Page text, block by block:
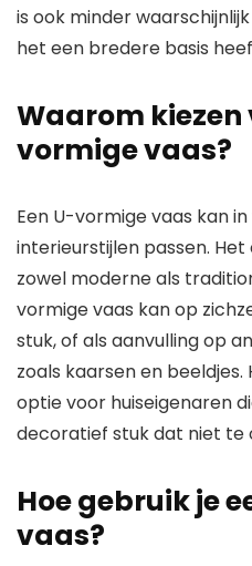
is ook minder
het een bredere basis
Waarom kiezen
vormige vaas?
Een U-vormige vaas kan
interieurstijlen passen.
zowel moderne als
vormige vaas kan op
stuk, of als aanvulling op
zoals kaarsen en
optie voor huiseigenaren
decoratief stuk dat niet te
Hoe gebruik je
vaas?